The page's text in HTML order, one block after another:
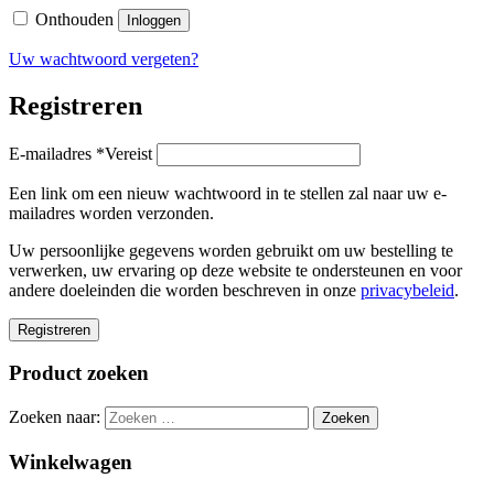
Onthouden Inloggen
Uw wachtwoord vergeten?
Registreren
E-mailadres *Vereist
Een link om een nieuw wachtwoord in te stellen zal naar uw e-
mailadres worden verzonden.
Uw persoonlijke gegevens worden gebruikt om uw bestelling te
verwerken, uw ervaring op deze website te ondersteunen en voor
andere doeleinden die worden beschreven in onze privacybeleid.
Registreren
Product zoeken
Zoeken naar:
Winkelwagen